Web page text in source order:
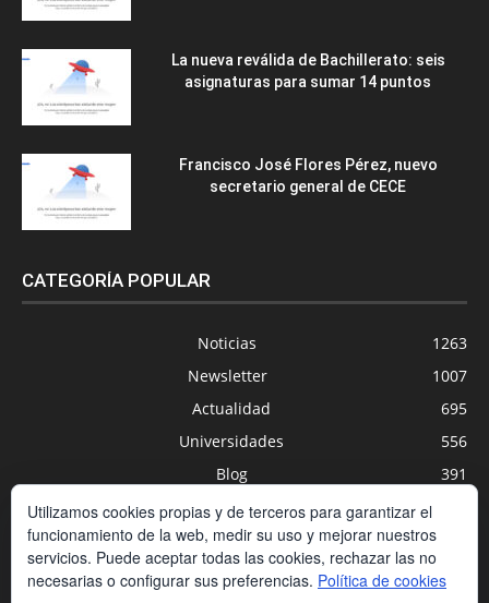
La nueva reválida de Bachillerato: seis
asignaturas para sumar 14 puntos
Francisco José Flores Pérez, nuevo
secretario general de CECE
CATEGORÍA POPULAR
Noticias
1263
Newsletter
1007
Actualidad
695
Universidades
556
Blog
391
Agenda
Nuevas Tecnologías
Estudios
Utilizamos cookies propias y de terceros para garantizar el
funcionamiento de la web, medir su uso y mejorar nuestros
servicios. Puede aceptar todas las cookies, rechazar las no
necesarias o configurar sus preferencias. Política de cookies